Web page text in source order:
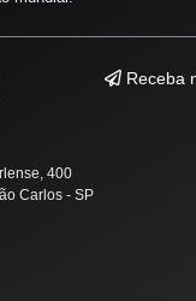
Receba
400
Carlos - SP